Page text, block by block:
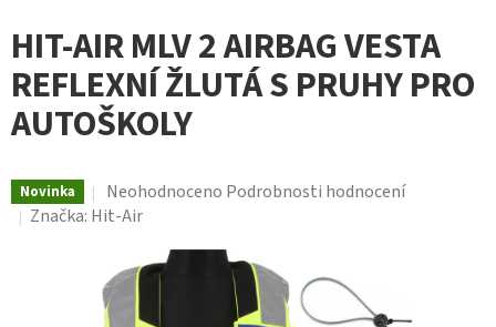
HIT-AIR MLV 2 AIRBAG VESTA
REFLEXNÍ ŽLUTÁ S PRUHY PRO
AUTOŠKOLY
Novinka
Průměrné
hodnocení
0,0
z
Neohodnoceno Podrobnosti hodnocení
Značka: Hit-Air